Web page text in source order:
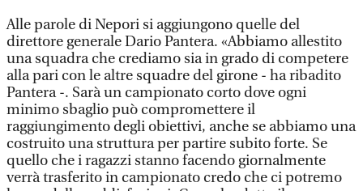
Alle parole di Nepori si aggiungono quelle del
direttore generale Dario Pantera. «Abbiamo allestito
una squadra che crediamo sia in grado di competere
alla pari con le altre squadre del girone - ha ribadito
Pantera -. Sarà un campionato corto dove ogni
minimo sbaglio può compromettere il
raggiungimento degli obiettivi, anche se abbiamo una
costruito una struttura per partire subito forte. Se
quello che i ragazzi stanno facendo giornalmente
verrà trasferito in campionato credo che ci potremo